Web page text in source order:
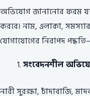
অভিযোগ জানানোর ফরম
করবে। নাম, এলাকা,
যোগাযোগের নিরাপদ
সংবেদনশীল
নারী সুরক্ষা, চাঁদাবাজি,